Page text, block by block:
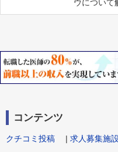
ウについて
コンテンツ
クチコミ投稿 | 求人募集施